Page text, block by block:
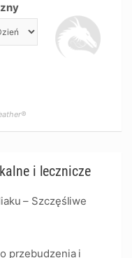
i lecznicze
– Szczęśliwe
przebudzenia i